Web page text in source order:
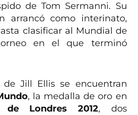
de Tom Sermanni. Su
arrancó como interinato,
clasificar al Mundial de
en el que terminó
Jill Ellis se encuentran
, la medalla de oro en
de Londres 2012, dos